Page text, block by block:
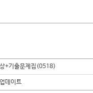
+기출문제집(0518)
데이트